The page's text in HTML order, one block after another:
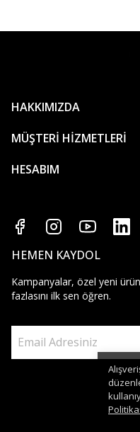
HAKKIMIZDA
MÜŞTERİ HİZMETLERİ
HESABIM
HEMEN KAYDOL
Kampanyalar, özel yeni
fazlasını ilk sen öğren.